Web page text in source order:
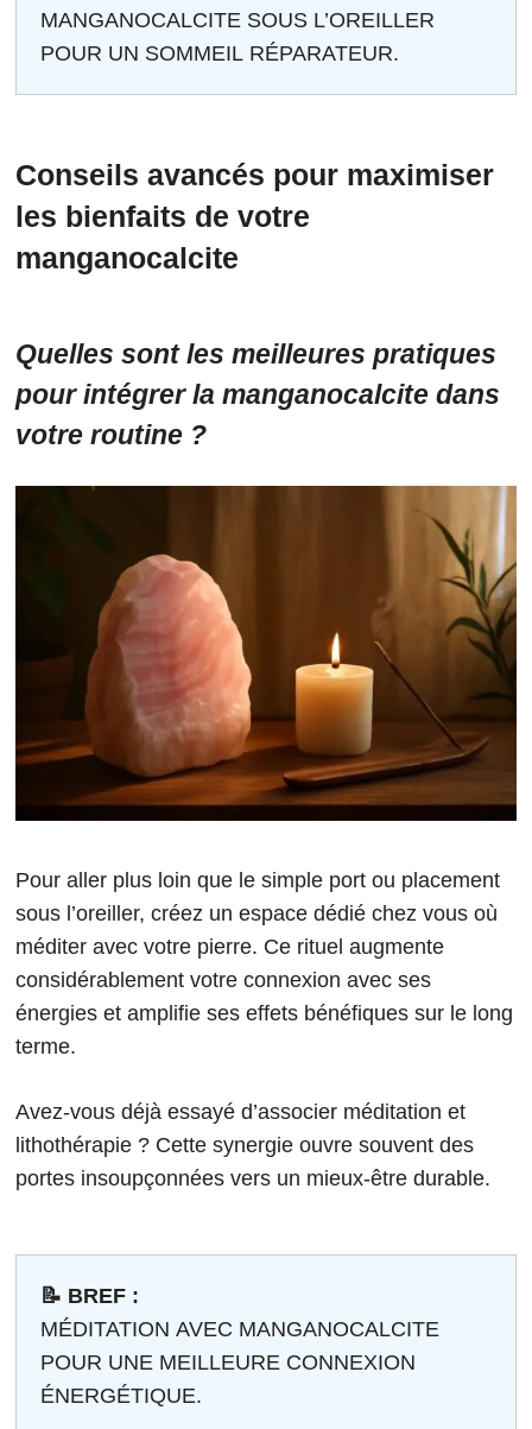
MANGANOCALCITE SOUS L’OREILLER
POUR UN SOMMEIL RÉPARATEUR.
Conseils avancés pour maximiser
les bienfaits de votre
manganocalcite
Quelles sont les meilleures pratiques
pour intégrer la manganocalcite dans
votre routine ?
Pour aller plus loin que le simple port ou placement
sous l’oreiller, créez un espace dédié chez vous où
méditer avec votre pierre. Ce rituel augmente
considérablement votre connexion avec ses
énergies et amplifie ses effets bénéfiques sur le long
terme.
Avez-vous déjà essayé d’associer méditation et
lithothérapie ? Cette synergie ouvre souvent des
portes insoupçonnées vers un mieux-être durable.
📝 BREF :
MÉDITATION AVEC MANGANOCALCITE
POUR UNE MEILLEURE CONNEXION
ÉNERGÉTIQUE.